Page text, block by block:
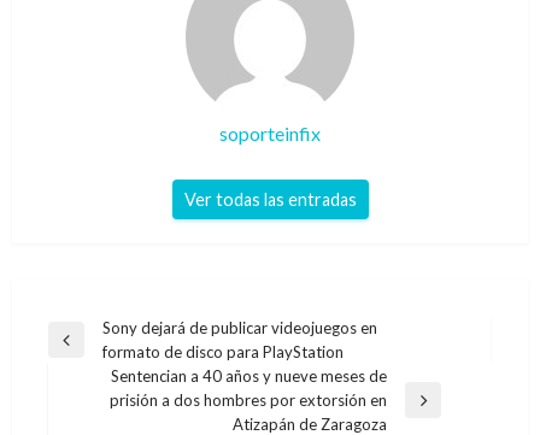
soporteinfix
Ver todas las entradas
Navegación
entradas
Entrada
Sony dejará de publicar videojuegos en
formato de disco para PlayStation
Entrada
Sentencian a 40 años y nueve meses de
prisión a dos hombres por extorsión en
Atizapán de Zaragoza